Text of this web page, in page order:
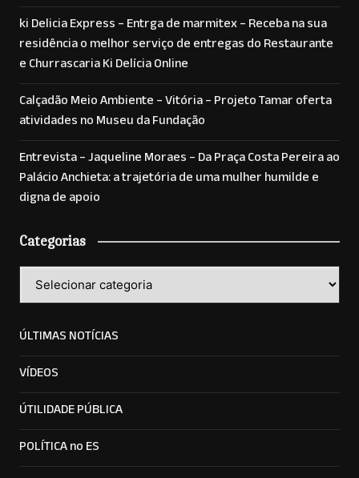
ki Delicia Express – Entrga de marmitex – Receba na sua
residência o melhor serviço de entregas do Restaurante
e Churrascaria Ki Delícia Online
Calçadão Meio Ambiente – Vitória – Projeto Tamar oferta
atividades no Museu da Fundação
Entrevista – Jaqueline Moraes – Da Praça Costa Pereira ao
Palácio Anchieta: a trajetória de uma mulher humilde e
digna de apoio
Categorias
ÚLTIMAS NOTÍCIAS
VÍDEOS
ÚTILIDADE PÚBLICA
POLÍTICA no ES